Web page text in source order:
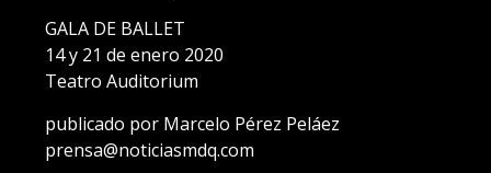
GALA DE BALLET
14 y 21 de enero 2020
Teatro Auditorium
publicado por Marcelo Pérez Peláez
prensa@noticiasmdq.com